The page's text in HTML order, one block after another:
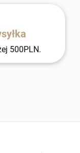
500PLN.